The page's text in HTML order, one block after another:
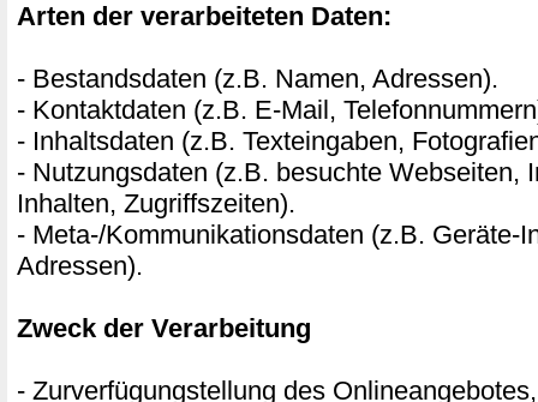
Arten der verarbeiteten Daten:
- Bestandsdaten (z.B. Namen, Adressen).
- Kontaktdaten (z.B. E-Mail,
- Inhaltsdaten (z.B. Texteingaben,
- Nutzungsdaten (z.B. besuchte Webseiten,
Inhalten, Zugriffszeiten).
- Meta-/Kommunikationsdaten (z.B. Geräte-
Adressen).
Zweck der Verarbeitung
- Zurverfügungstellung des